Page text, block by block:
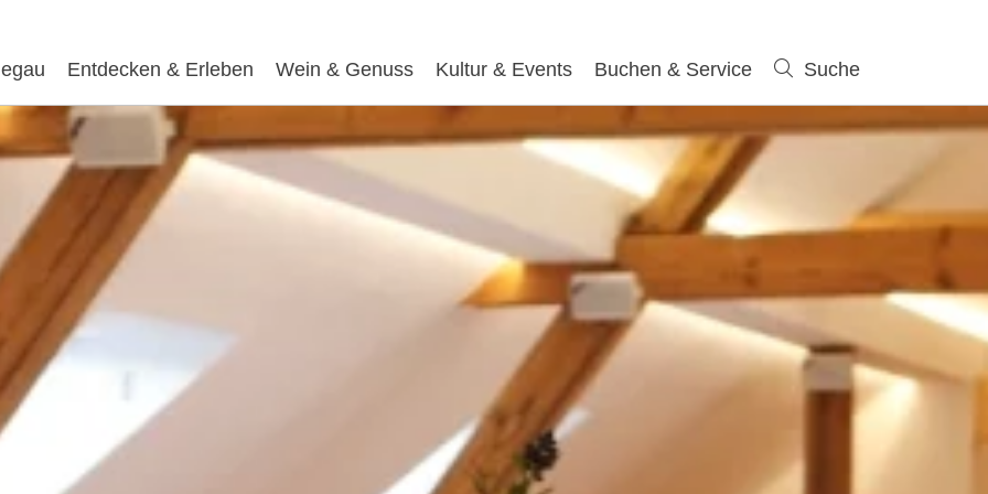
Suche
Entdecken & Erleben Wein & Genuss Kultur & Events Buchen & Service Suche